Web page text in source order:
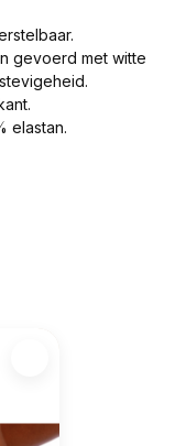
gevoerd met witte
elastan.